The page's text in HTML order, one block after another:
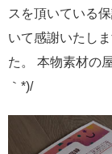
スを頂いている
いて感謝いたし
た。 本物素材の
｀*)/